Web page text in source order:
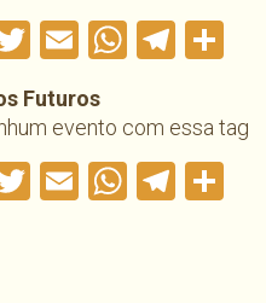
Twitter
Email
Futuros
evento com essa tag
Twitter
Email